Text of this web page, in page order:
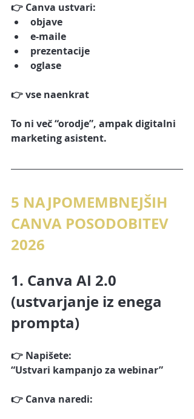
👉 Canva ustvari:
objave
e-maile
prezentacije
oglase
👉 vse naenkrat
To ni več “orodje”, ampak digitalni
marketing asistent.
5 NAJPOMEMBNEJŠIH
CANVA POSODOBITEV
2026
1. Canva AI 2.0
(ustvarjanje iz enega
prompta)
👉 Napišete:
“Ustvari kampanjo za webinar”
👉 Canva naredi: